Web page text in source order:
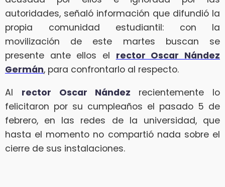
autoridades, señaló información que difundió la
propia comunidad estudiantil: con la
movilización de este martes buscan se
presente ante ellos el rector Oscar Nández
Germán, para confrontarlo al respecto.
Al rector Oscar Nández recientemente lo
felicitaron por su cumpleaños el pasado 5 de
febrero, en las redes de la universidad, que
hasta el momento no compartió nada sobre el
cierre de sus instalaciones.